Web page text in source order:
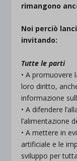
rimangono
Noi perciò
invitando:
Tutte le parti
• A promuovere
loro diritto,
informazione
• A difendere
l’alimentazione
• A mettere in
artificiale e le
sviluppo per